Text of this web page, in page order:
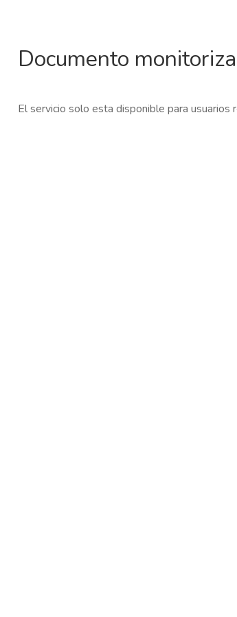
Documento
El servicio solo esta disponible para usuarios